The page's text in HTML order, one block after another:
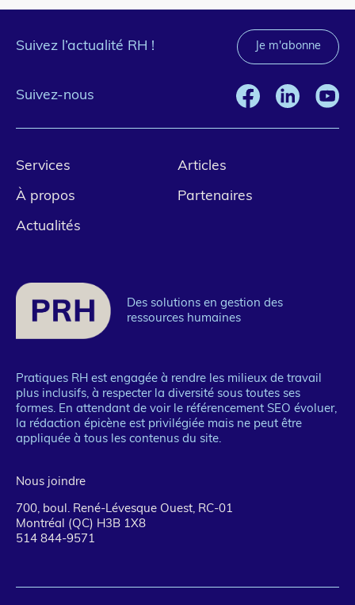
Suivez l’actualité RH ! Je m'abonne
Suivez-nous
Pied
de
page
Services Articles
À propos Partenaires
Actualités
Des solutions en gestion des
ressources humaines
Pratiques RH est engagée à rendre les milieux de travail
plus inclusifs, à respecter la diversité sous toutes ses
formes. En attendant de voir le référencement SEO évoluer,
la rédaction épicène est privilégiée mais ne peut être
appliquée à tous les contenus du site.
Nous joindre
700, boul. René-Lévesque Ouest, RC-01
Montréal (QC) H3B 1X8
514 844-9571